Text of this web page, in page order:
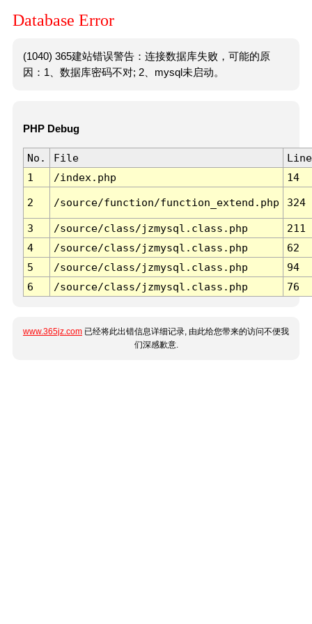
Database Error
(1040) 365建站错误警告：连接数据库失败，可能的原
因：1、数据库密码不对; 2、mysql未启动。
PHP Debug
No. File
Line
1
/index.php 14
2 /source/function/function_extend.php 324
3 /source/class/jzmysql.class.php
211
4
/source/class/jzmysql.class.php
62
5
/source/class/jzmysql.class.php
94
6
/source/class/jzmysql.class.php 76
www.365jz.com 已经将此出错信息详细记录, 由此给您带来的访问不便我
们深感歉意.